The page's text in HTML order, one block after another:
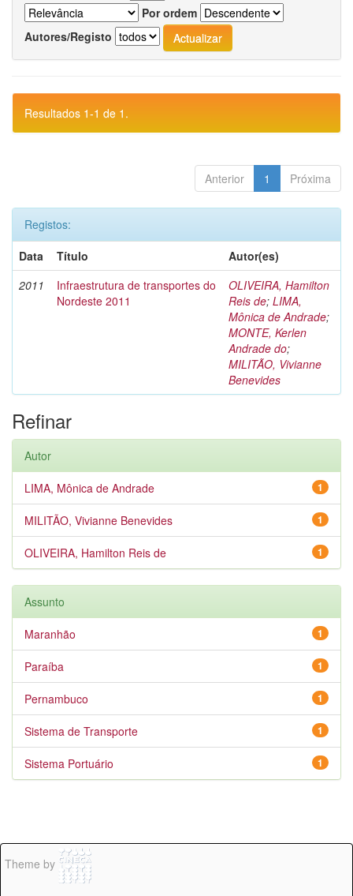
Por ordem
Autores/Registo
Resultados 1-1 de 1.
Anterior 1 Próxima
Registos:
Data
Título
Autor(es)
2011
Infraestrutura de transportes do
Nordeste 2011
OLIVEIRA, Hamilton
Reis de; LIMA,
Mônica de Andrade;
MONTE, Kerlen
Andrade do;
MILITÃO, Vivianne
Benevides
Refinar
Autor
1
LIMA, Mônica de Andrade
1
MILITÃO, Vivianne Benevides
1
OLIVEIRA, Hamilton Reis de
Assunto
1
Maranhão
1
Paraíba
1
Pernambuco
1
Sistema de Transporte
1
Sistema Portuário
Theme by